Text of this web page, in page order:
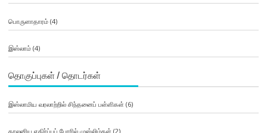
பொருளாதாரம்(4)
இஸ்லாம்(4)
தொகுப்புகள் / தொடர்கள்
இஸ்லாமிய வரலாற்றில் சிந்தனைப் பள்ளிகள் (6)
காலனிய எதிர்ப்புப் போரில் முஸ்லிம்கள் (2)